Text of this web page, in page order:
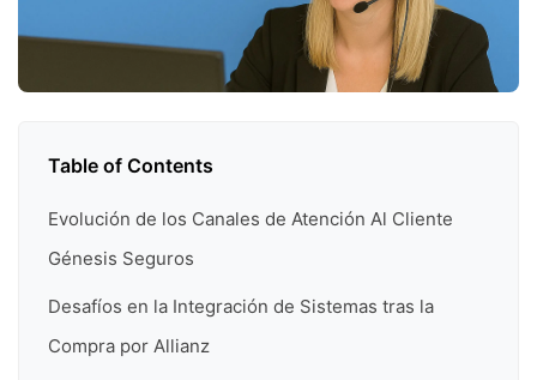
Table of Contents
Evolución de los Canales de Atención Al Cliente
Génesis Seguros
Desafíos en la Integración de Sistemas tras la
Compra por Allianz